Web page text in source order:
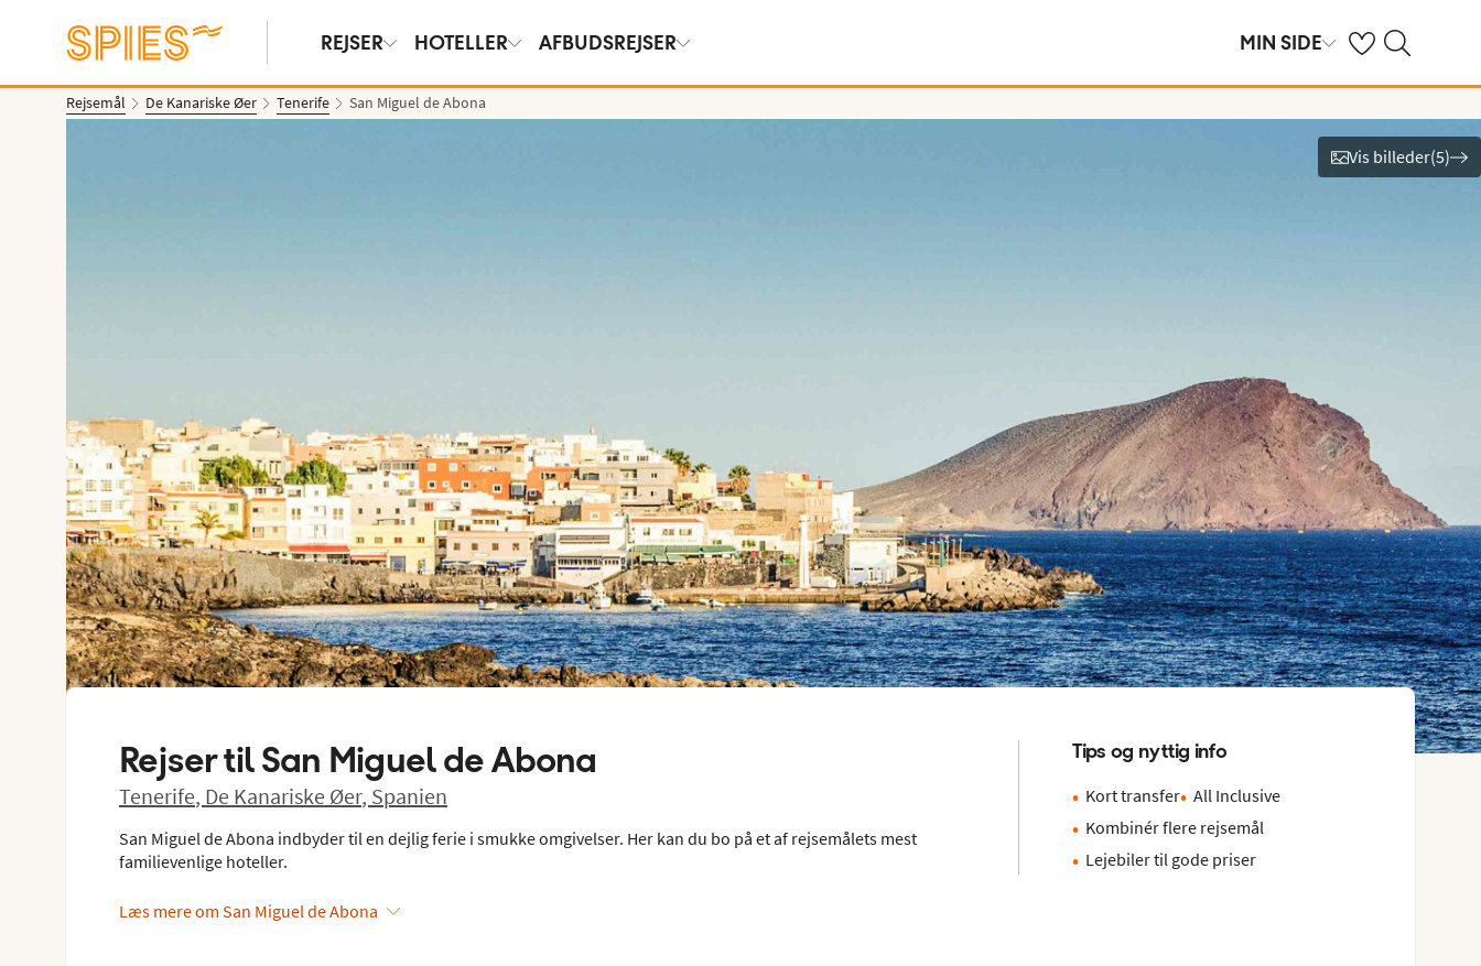
REJSER HOTELLER AFBUDSREJSER MIN SIDE Se dine gemte
Søg på spies.dk
Rejsemål De Kanariske Øer Tenerife San Miguel de Abona
Vis billeder
Vis billeder(5)
Rejser tilSan Miguel de Abona
Tenerife, De Kanariske Øer, Spanien
San Miguel de Abona indbyder til en dejlig ferie i smukke omgivelser. Her kan du bo på et af rejsemålets mest
familievenlige hoteller.
Læs mere om San Miguel de Abona
Tips og nyttig info
Kort transfer All Inclusive
Kombinér flere rejsemål
Lejebiler til gode priser